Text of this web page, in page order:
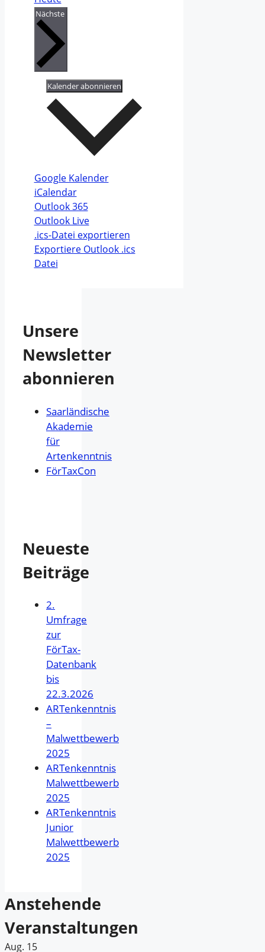
Nächste
Kalender abonnieren
Google Kalender
iCalendar
Outlook 365
Outlook Live
.ics-Datei exportieren
Exportiere Outlook .ics
Datei
Unsere
Newsletter
abonnieren
Saarländische
Akademie
für
Artenkenntnis
FörTaxCon
Neueste
Beiträge
2.
Umfrage
zur
FörTax-
Datenbank
bis
22.3.2026
ARTenkenntnis
–
Malwettbewerb
2025
ARTenkenntnis
Malwettbewerb
2025
ARTenkenntnis
Junior
Malwettbewerb
2025
Anstehende
Veranstaltungen
Aug. 15